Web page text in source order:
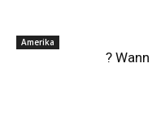
Amerika
?